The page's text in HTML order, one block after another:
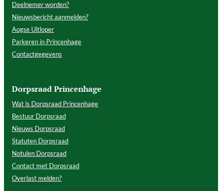
Deelnemer worden?
Nieuwsbericht aanmelden?
Aogse Uitloper
Parkeren in Princenhage
Contactgegevens
Dorpsraad Princenhage
Wat is Dorpsraad Princenhage
Bestuur Dorpsraad
Nieuws Dorpsraad
Statuten Dorpsraad
Notulen Dorpsraad
Contact met Dorpsraad
Overlast melden?